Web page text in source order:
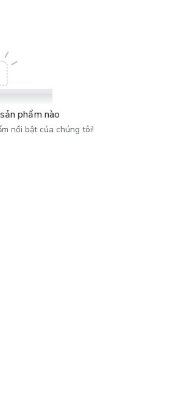
phẩm nào
nổi bật của chúng tôi!